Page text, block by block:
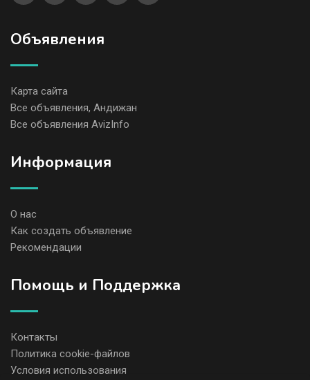
Объявления
Карта сайта
Все объявления, Андижан
Все объявления AvizInfo
Информация
О нас
Как создать объявление
Рекомендации
Помощь и Поддержка
Контакты
Политика cookie-файлов
Условия использования